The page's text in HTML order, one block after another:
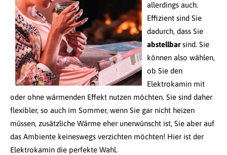
allerdings auch.
Effizient sind Sie
dadurch, dass Sie
abstellbarsind. Sie
können also wählen,
ob Sie den
Elektrokamin mit
oder ohne wärmenden Effekt nutzen möchten. Sie sind daher
flexibler, so auch im Sommer, wenn Sie gar nicht heizen
müssen, zusätzliche Wärme eher unerwünscht ist, Sie aber auf
das Ambiente keineswegs verzichten möchten! Hier ist der
Elektrokamin die perfekte Wahl.